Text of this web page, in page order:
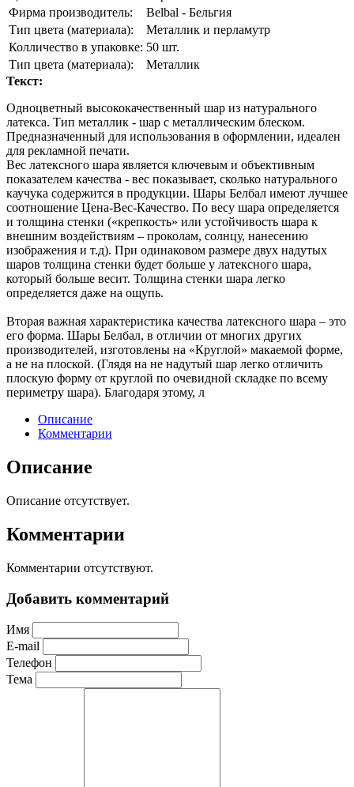
Фирма производитель:
Belbal - Бельгия
Тип цвета (материала):
Металлик и перламутр
Колличество в упаковке: 50 шт.
Тип цвета (материала):
Металлик
Текст:
Одноцветный высококачественный шар из натурального
латекса. Тип металлик - шар с металлическим блеском.
Предназначенный для использования в оформлении, идеален
для рекламной печати.
Вес латексного шара является ключевым и объективным
показателем качества - вес показывает, сколько натурального
каучука содержится в продукции. Шары Белбал имеют лучшее
соотношение Цена-Вес-Качество. По весу шара определяется
и толщина стенки («крепкость» или устойчивость шара к
внешним воздействиям – проколам, солнцу, нанесению
изображения и т.д). При одинаковом размере двух надутых
шаров толщина стенки будет больше у латексного шара,
который больше весит. Толщина стенки шара легко
определяется даже на ощупь.
Вторая важная характеристика качества латексного шара – это
его форма. Шары Белбал, в отличии от многих других
производителей, изготовлены на «Круглой» макаемой форме,
а не на плоской. (Глядя на не надутый шар легко отличить
плоскую форму от круглой по очевидной складке по всему
периметру шара). Благодаря этому, л
Описание
Комментарии
Описание
Описание отсутствует.
Комментарии
Комментарии отсутствуют.
Добавить комментарий
Имя
E-mail
Телефон
Тема